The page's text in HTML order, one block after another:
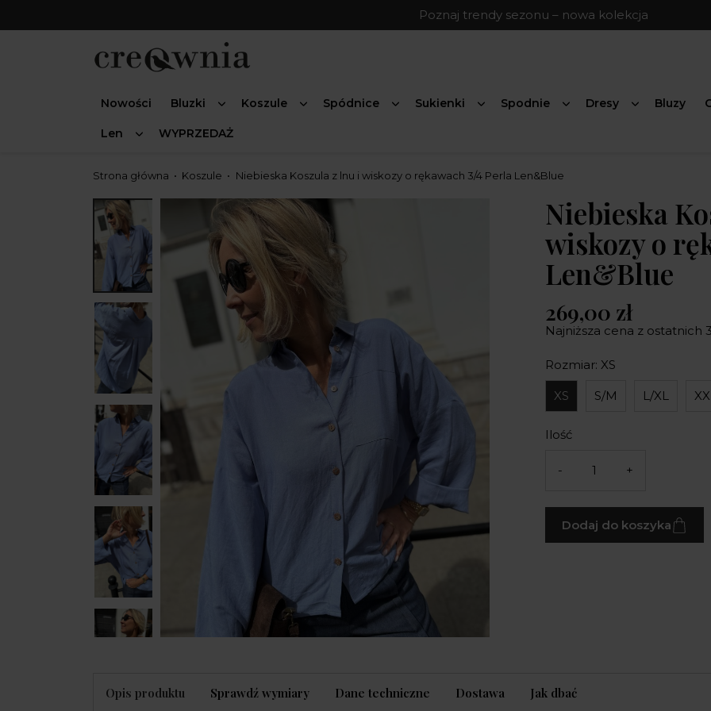
Poznaj trendy sezonu – nowa kolekcja
Nowości Bluzki Koszule Spódnice Sukienki Spodnie Dresy Bluzy
Len WYPRZEDAŻ
Strona główna Koszule Niebieska Koszula z lnu i wiskozy o rękawach 3/4 Perla Len&Blue
Niebieska
wiskozy o
Len&Blue
269,00 zł
Najniższa cena z ostatnich
Rozmiar: XS
XS S/M L/XL
Ilość
- +
Dodaj do koszyka
Opis produktu Sprawdź wymiary Dane techniczne Dostawa Jak dbać